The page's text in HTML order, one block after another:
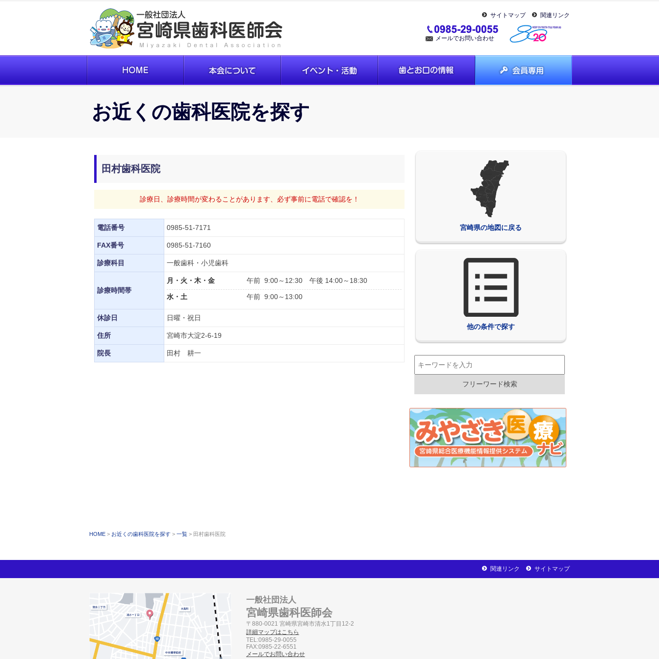
サイトマップ 関連リンク
メールでお問い合わせ
お近くの歯科医院を探す
田村歯科医院
診療日、診療時間が変わることがあります、必ず事前に電話で確認を！
電話番号 0985-51-7171
FAX番号 0985-51-7160
診療科目 一般歯科・小児歯科
診療時間帯
月・火・木・金 午前 9:00～12:30 午後 14:00～18:30
水・土 午前 9:00～13:00
休診日 日曜・祝日
住所 宮崎市大淀2-6-19
院長 田村 耕一
宮崎県の地図に戻る
他の条件で探す
HOME お近くの歯科医院を探す 一覧 田村歯科医院
サイトマップ
関連リンク
一般社団法人
宮崎県歯科医師会
〒880-0021 宮崎県宮崎市清水1丁目12-2
詳細マップはこちら
TEL:0985-29-0055
FAX:0985-22-6551
メールでお問い合わせ